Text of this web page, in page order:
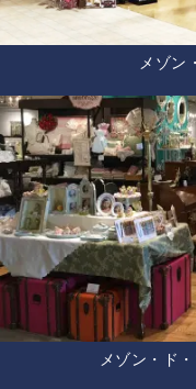
メゾン
メゾン・ド